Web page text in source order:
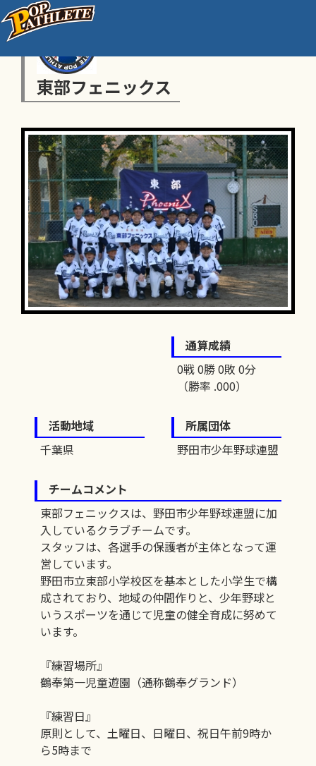
東部フェニックス
通算成績
0戦 0勝 0敗 0分
（勝率 .000）
活動地域
千葉県
所属団体
野田市少年野球連盟
チームコメント
東部フェニックスは、野田市少年野球連盟に加
入しているクラブチームです。
スタッフは、各選手の保護者が主体となって運
営しています。
野田市立東部小学校区を基本とした小学生で構
成されており、地域の仲間作りと、少年野球と
いうスポーツを通じて児童の健全育成に努めて
います。
『練習場所』
鶴奉第一児童遊園（通称鶴奉グランド）
『練習日』
原則として、土曜日、日曜日、祝日午前9時か
ら5時まで